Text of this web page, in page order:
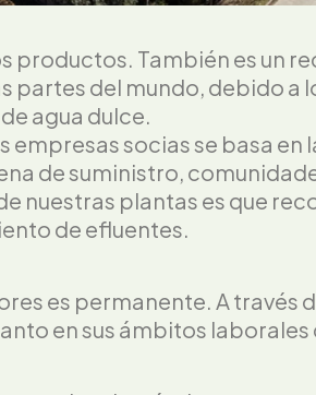
productos. También es un
partes del mundo, debido
agua dulce.
empresas socias se basa
de suministro,
nuestras plantas es que
de efluentes.
es permanente. A través
en sus ámbitos laborales